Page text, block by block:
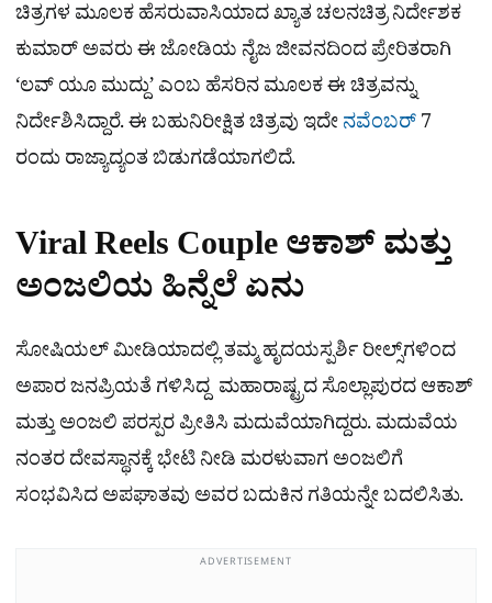
ಚಿತ್ರಗಳ ಮೂಲಕ ಹೆಸರುವಾಸಿಯಾದ ಖ್ಯಾತ ಚಲನಚಿತ್ರ ನಿರ್ದೇಶಕ
ಕುಮಾರ್ ಅವರು ಈ ಜೋಡಿಯ ನೈಜ ಜೀವನದಿಂದ ಪ್ರೇರಿತರಾಗಿ
‘ಲವ್ ಯೂ ಮುದ್ದು’ ಎಂಬ ಹೆಸರಿನ ಮೂಲಕ ಈ ಚಿತ್ರವನ್ನು
ನಿರ್ದೇಶಿಸಿದ್ದಾರೆ. ಈ ಬಹುನಿರೀಕ್ಷಿತ ಚಿತ್ರವು ಇದೇನವೆಂಬರ್7
ರಂದು ರಾಜ್ಯಾದ್ಯಂತ ಬಿಡುಗಡೆಯಾಗಲಿದೆ.
Viral Reels Couple ಆಕಾಶ್​ ಮತ್ತು
ಅಂಜಲಿಯ ಹಿನ್ನೆಲೆ ಏನು
ಸೋಷಿಯಲ್ ಮೀಡಿಯಾದಲ್ಲಿ ತಮ್ಮ ಹೃದಯಸ್ಪರ್ಶಿ ರೀಲ್ಸ್‌ಗಳಿಂದ
ಅಪಾರ ಜನಪ್ರಿಯತೆ ಗಳಿಸಿದ್ದ ಮಹಾರಾಷ್ಟ್ರದ ಸೊಲ್ಲಾಪುರದ ಆಕಾಶ್
ಮತ್ತು ಅಂಜಲಿ ಪರಸ್ಪರ ಪ್ರೀತಿಸಿ ಮದುವೆಯಾಗಿದ್ದರು. ಮದುವೆಯ
ನಂತರ ದೇವಸ್ಥಾನಕ್ಕೆ ಭೇಟಿ ನೀಡಿ ಮರಳುವಾಗ ಅಂಜಲಿಗೆ
ಸಂಭವಿಸಿದ ಅಪಘಾತವು ಅವರ ಬದುಕಿನ ಗತಿಯನ್ನೇ ಬದಲಿಸಿತು.
ADVERTISEMENT